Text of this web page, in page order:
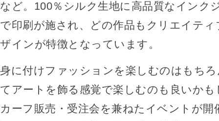
など。100％シルク生地に高品質なインク
で印刷が施され、どの作品もクリエイテ
ザインが特徴となっています。
身に付けファッションを楽しむのはもち
てアートを飾る感覚で楽しむのも良いか
カーフ販売・受注会を兼ねたイベントが